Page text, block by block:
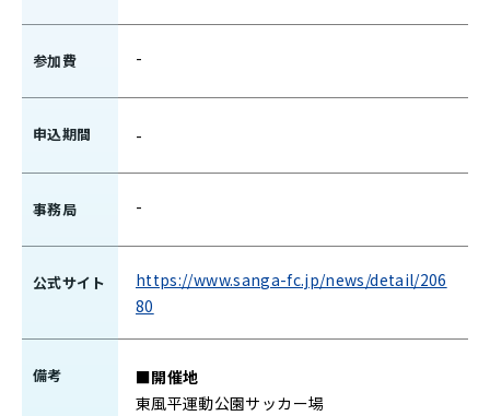
参加費 -
申込期間 -
事務局 -
公式サイト
https://www.sanga-fc.jp/news/detail/206
80
備考
■開催地
東風平運動公園サッカー場